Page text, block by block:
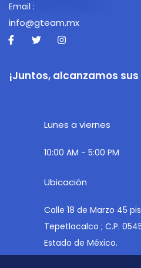
Email :
info@gteam.mx
¡Juntos, alcanzamos
Lunes a viernes
10:00 AM - 5:00 PM
Ubicación
Calle 18 de Marzo 45
Tepetlacalco ; C.P.
Estado de México.